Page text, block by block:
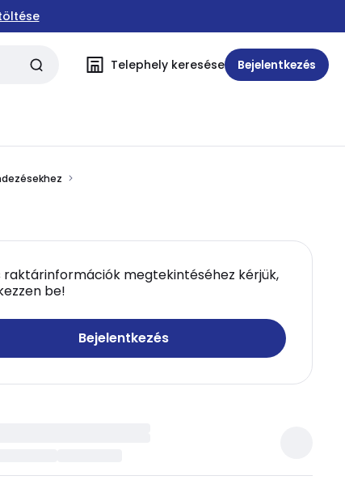
Telephely keresése Bejelentkezés
raktárinformációk megtekintéséhez kérjük,
be!
Bejelentkezés